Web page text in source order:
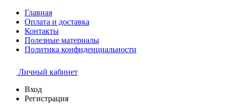
Главная
Оплата и доставка
Контакты
Полезные материалы
Политика конфиденциальности
Личный кабинет
Вход
Регистрация